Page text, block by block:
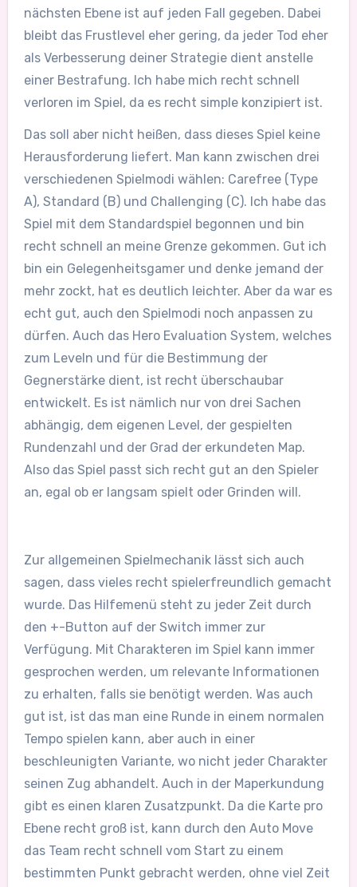
nächsten Ebene ist auf jeden Fall gegeben. Dabei
bleibt das Frustlevel eher gering, da jeder Tod eher
als Verbesserung deiner Strategie dient anstelle
einer Bestrafung. Ich habe mich recht schnell
verloren im Spiel, da es recht simple konzipiert ist.
Das soll aber nicht heißen, dass dieses Spiel keine
Herausforderung liefert. Man kann zwischen drei
verschiedenen Spielmodi wählen: Carefree (Type
A), Standard (B) und Challenging (C). Ich habe das
Spiel mit dem Standardspiel begonnen und bin
recht schnell an meine Grenze gekommen. Gut ich
bin ein Gelegenheitsgamer und denke jemand der
mehr zockt, hat es deutlich leichter. Aber da war es
echt gut, auch den Spielmodi noch anpassen zu
dürfen. Auch das Hero Evaluation System, welches
zum Leveln und für die Bestimmung der
Gegnerstärke dient, ist recht überschaubar
entwickelt. Es ist nämlich nur von drei Sachen
abhängig, dem eigenen Level, der gespielten
Rundenzahl und der Grad der erkundeten Map.
Also das Spiel passt sich recht gut an den Spieler
an, egal ob er langsam spielt oder Grinden will.
Zur allgemeinen Spielmechanik lässt sich auch
sagen, dass vieles recht spielerfreundlich gemacht
wurde. Das Hilfemenü steht zu jeder Zeit durch
den +-Button auf der Switch immer zur
Verfügung. Mit Charakteren im Spiel kann immer
gesprochen werden, um relevante Informationen
zu erhalten, falls sie benötigt werden. Was auch
gut ist, ist das man eine Runde in einem normalen
Tempo spielen kann, aber auch in einer
beschleunigten Variante, wo nicht jeder Charakter
seinen Zug abhandelt. Auch in der Maperkundung
gibt es einen klaren Zusatzpunkt. Da die Karte pro
Ebene recht groß ist, kann durch den Auto Move
das Team recht schnell vom Start zu einem
bestimmten Punkt gebracht werden, ohne viel Zeit